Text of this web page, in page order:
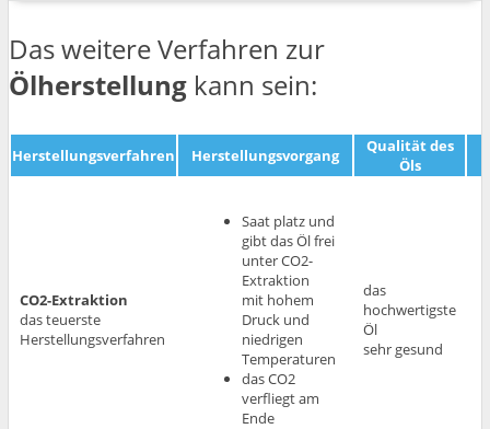
Das weitere Verfahren zur
Ölherstellung kann sein:
Herstellungsverfahren Herstellungsvorgang
Qualität des
Öls
CO2-Extraktion
das teuerste
Herstellungsverfahren
Saat platz und
gibt das Öl frei
unter CO2-
Extraktion
mit hohem
Druck und
niedrigen
Temperaturen
das CO2
verfliegt am
Ende
das
hochwertigste
Öl
sehr gesund